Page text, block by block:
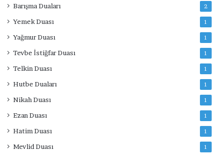
Barışma Duaları 2
Yemek Duası 1
Yağmur Duası 1
Tevbe İstiğfar Duası 1
Telkin Duası 1
Hutbe Duaları 1
Nikah Duası 1
Ezan Duası 1
Hatim Duası 1
Mevlid Duası 1